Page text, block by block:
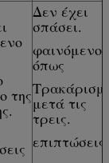
της
Δεν έχει
σπάσει.
φαινόμενο
όπως
μετά τις
τρεις.
επιπτώσεις